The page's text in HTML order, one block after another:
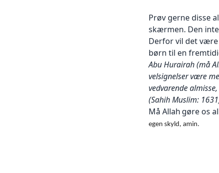
Prøv gerne disse
skærmen. Den
Derfor vil detvære
børn til en
Abu Hurairah(må
velsignelser være
vedvarende
(Sahih Muslim: 1631
Må Allah gøre os
egen skyld, amin.